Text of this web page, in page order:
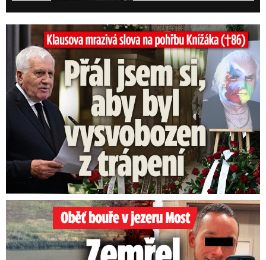
Klausova mrazivá slova na pohřbu Knížáka: Přál jsem si...
Oběť bouře v jezeru Most: Zemřel táta Dominik (†28)